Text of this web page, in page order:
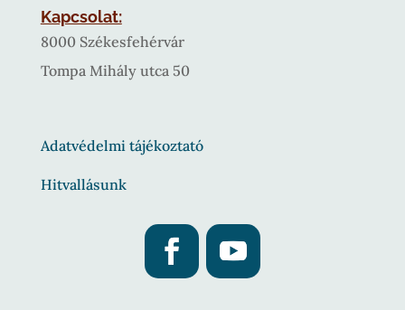
Kapcsolat:
8000 Székesfehérvár
Tompa Mihály utca 50
Adatvédelmi tájékoztató
Hitvallásunk